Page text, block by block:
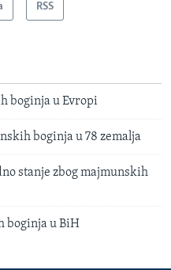
RSS
boginja u Evropi
boginja u 78 zemalja
stanje zbog majmunskih
boginja u BiH